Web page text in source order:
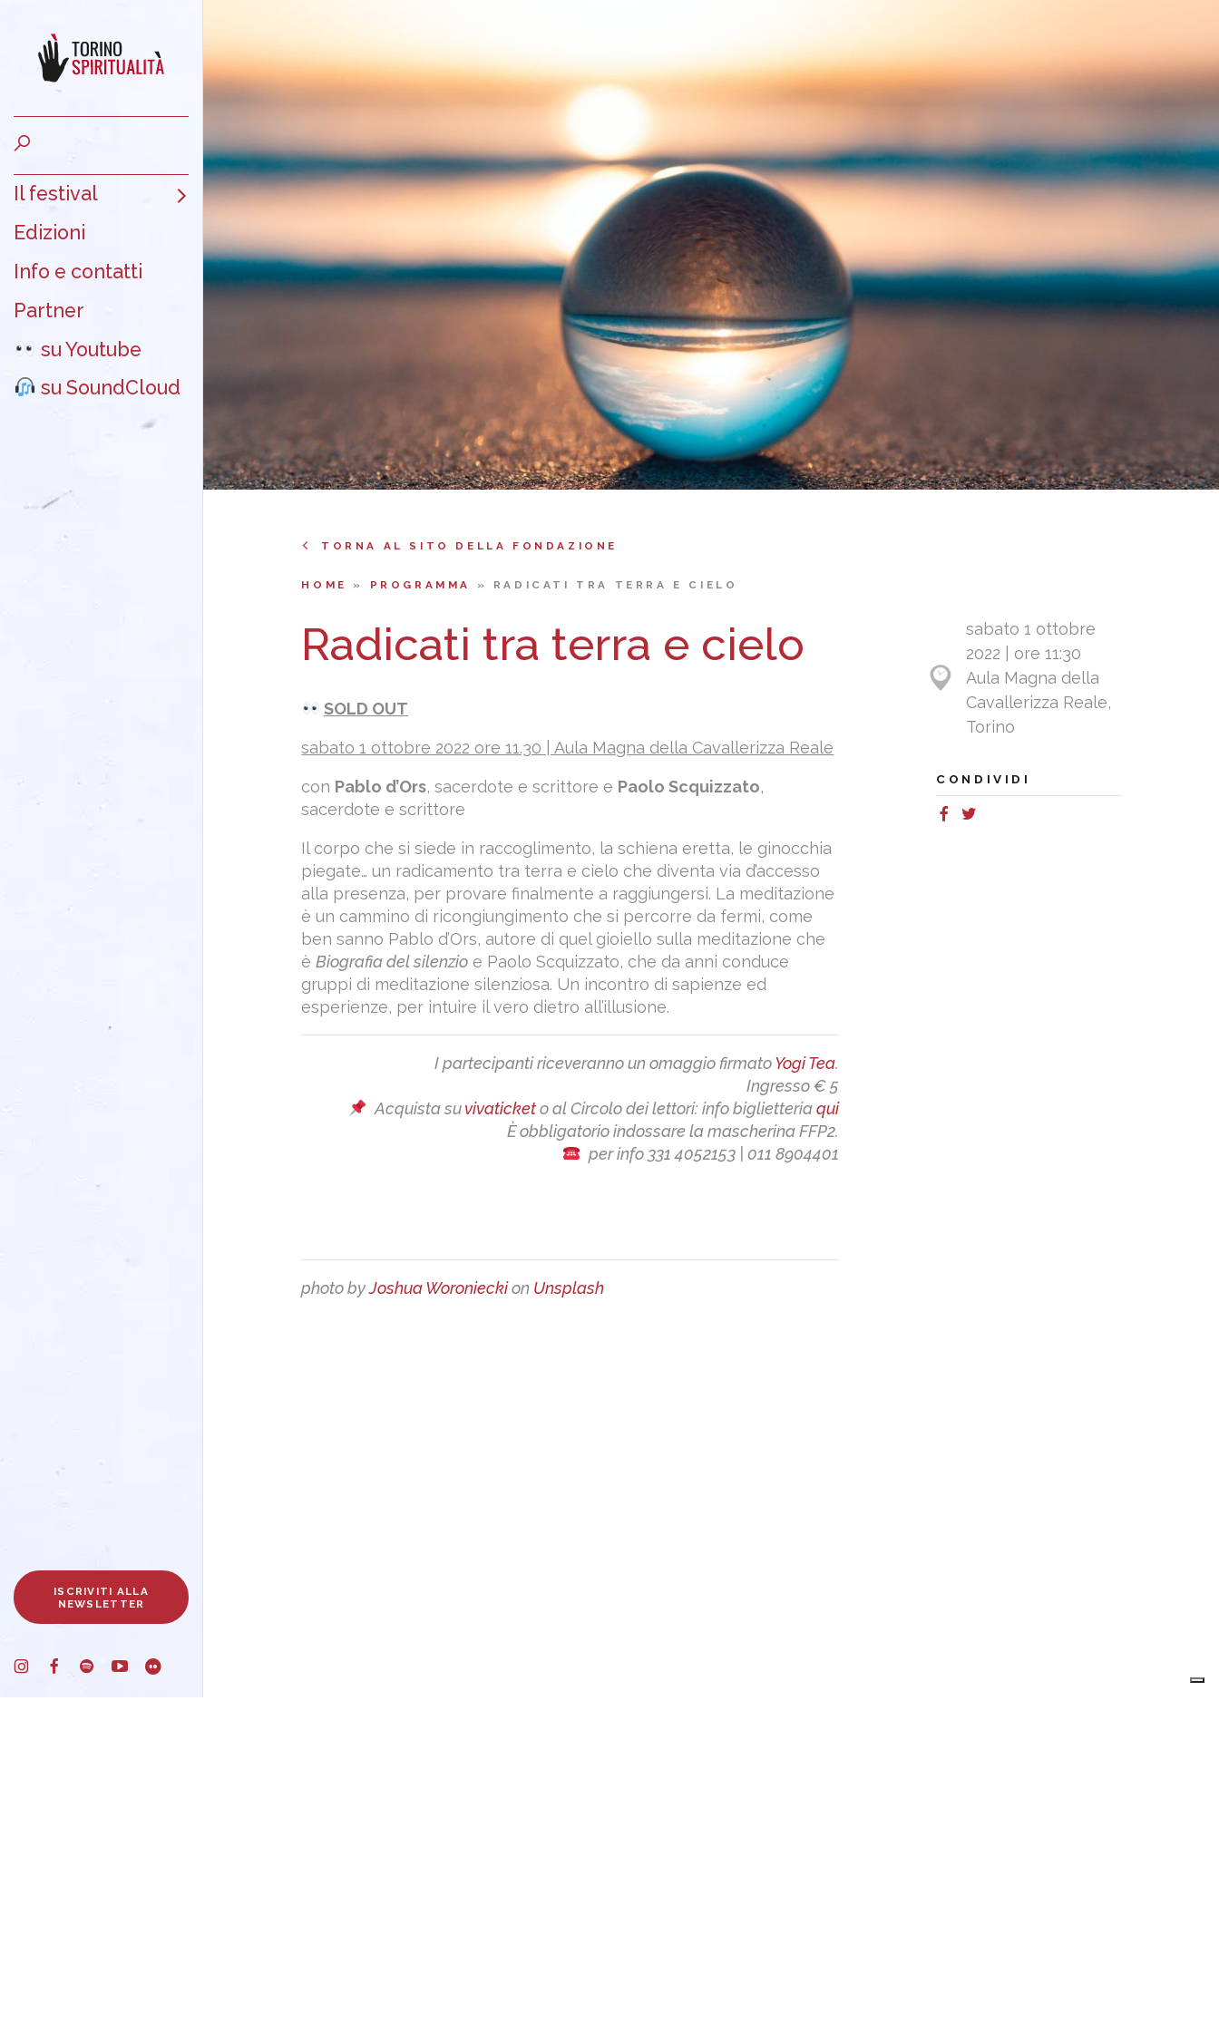
Il festival
Edizioni
Info e contatti
Partner
su Youtube
su SoundCloud
ISCRIVITI ALLA
NEWSLETTER
TORNA AL SITO DELLA FONDAZIONE
HOME » PROGRAMMA » RADICATI TRA TERRA E CIELO
Radicati tra terra e cielo
SOLD OUT
sabato 1 ottobre 2022 ore 11.30 | Aula Magna della Cavallerizza Reale
con Pablo d’Ors, sacerdote e scrittore e Paolo Scquizzato,
sacerdote e scrittore
Il corpo che si siede in raccoglimento, la schiena eretta, le ginocchia
piegate… un radicamento tra terra e cielo che diventa via d’accesso
alla presenza, per provare finalmente a raggiungersi. La meditazione
è un cammino di ricongiungimento che si percorre da fermi, come
ben sanno Pablo d’Ors, autore di quel gioiello sulla meditazione che
èBiografia del silenzio e Paolo Scquizzato, che da anni conduce
gruppi di meditazione silenziosa. Un incontro di sapienze ed
esperienze, per intuire il vero dietro all’illusione.
I partecipanti riceveranno un omaggio firmatoYogi Tea.
Ingresso € 5
Acquista suvivaticketo al Circolo dei lettori: info biglietteriaqui
È obbligatorio indossare la mascherina FFP2.
per info 331 4052153 | 011 8904401
photo byJoshua Woronieckion Unsplash
sabato 1 ottobre
2022 | ore 11:30
Aula Magna della
Cavallerizza Reale,
Torino
CONDIVIDI